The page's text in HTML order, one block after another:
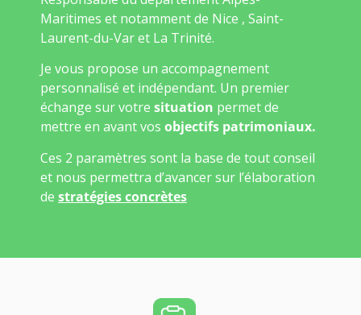
Maritimes et notamment de Nice , Saint-
Laurent-du-Var et La Trinité.
Je vous propose un accompagnement
personnalisé et indépendant. Un premier
échange sur votre situation permet de
mettre en avant vos objectifs patrimoniaux.
Ces 2 paramètres sont la base de tout conseil
et nous permettra d’avancer sur l’élaboration
de stratégies concrètes